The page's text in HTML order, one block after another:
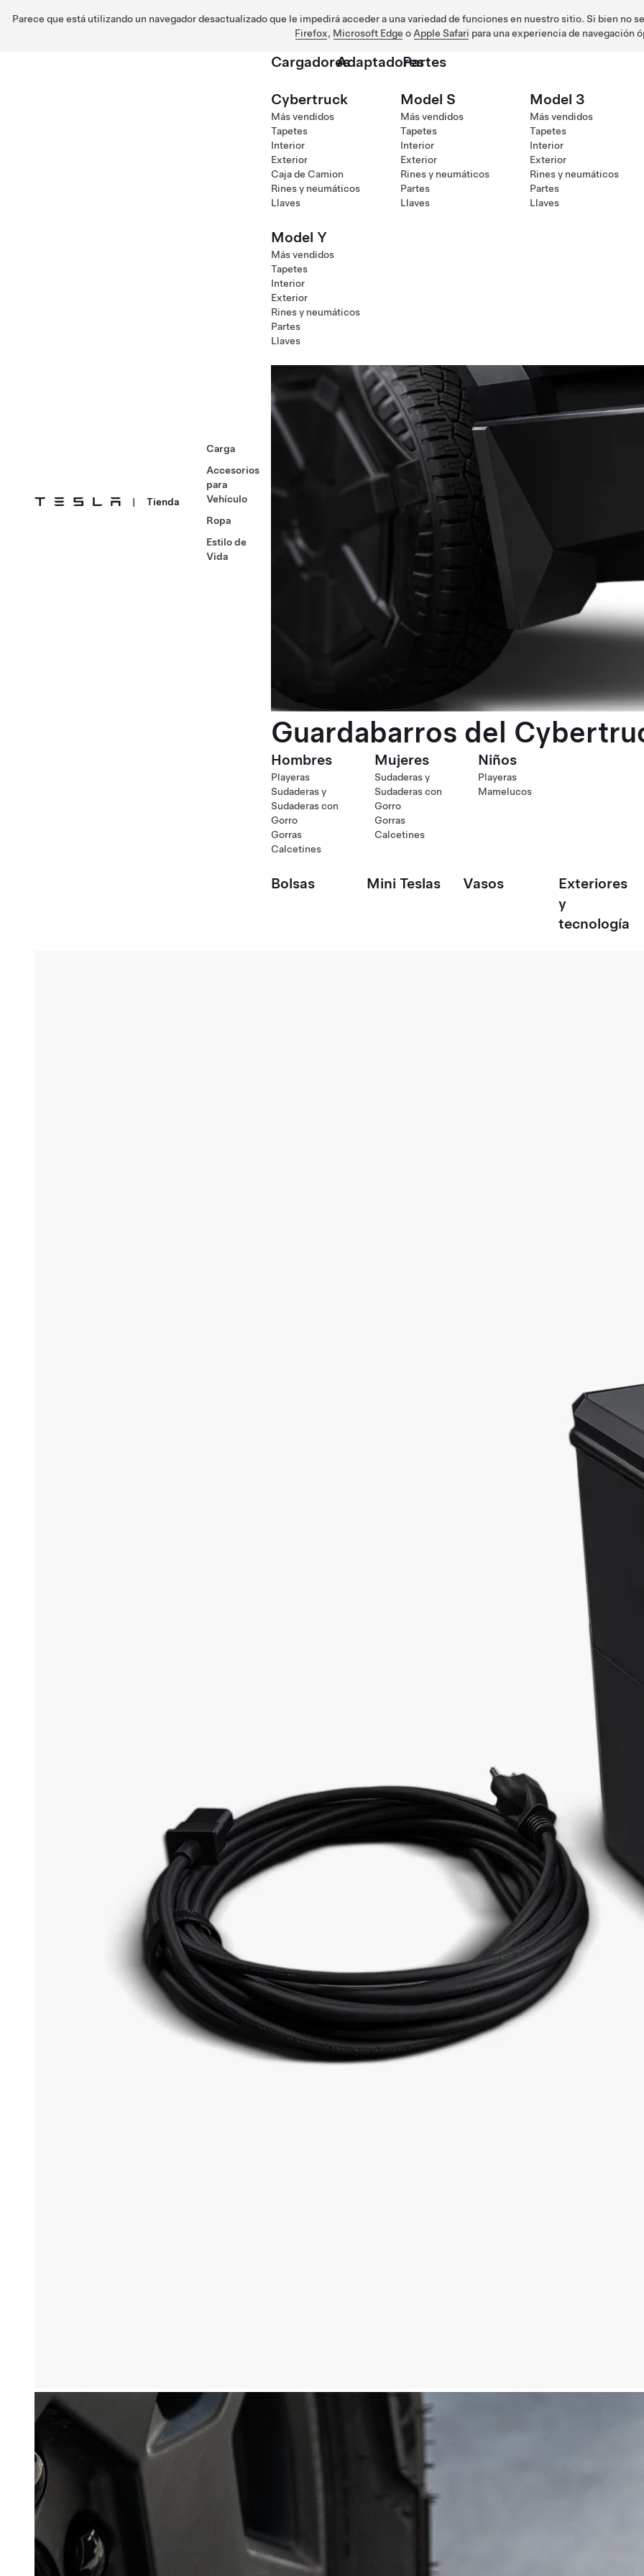
Parece que está utilizando un navegador desactualizado que le impedirá acceder a una variedad de funciones en nuestro sitio. Si bien no
Firefox, Microsoft Edge o Apple Safari para una experiencia de navegación
| Tienda
Carga
Accesorios
para
Vehículo
Ropa
Estilo de
Vida
CargadoresAdaptadoresPartes
Cybertruck
Más vendidos
Tapetes
Interior
Exterior
Caja de Camion
Rines y neumáticos
Llaves
Model S
Más vendidos
Tapetes
Interior
Exterior
Rines y neumáticos
Partes
Llaves
Model 3
Más vendidos
Tapetes
Interior
Exterior
Rines y neumáticos
Partes
Llaves
Model Y
Más vendidos
Tapetes
Interior
Exterior
Rines y neumáticos
Partes
Llaves
Guardabarros del
Hombres
Playeras
Sudaderas y
Sudaderas con
Gorro
Gorras
Calcetines
Mujeres
Sudaderas y
Sudaderas con
Gorro
Gorras
Calcetines
Niños
Playeras
Mamelucos
Bolsas Mini Teslas Vasos
Exteriores
y
tecnología